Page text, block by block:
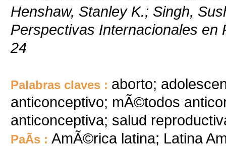
Henshaw, Stanley K.; Singh,
Perspectivas Internacionales en
24
Palabras claves : aborto;
anticonceptivo; mÃ©todos
anticonceptiva; salud
PaÃ­s : AmÃ©rica latina; Latina